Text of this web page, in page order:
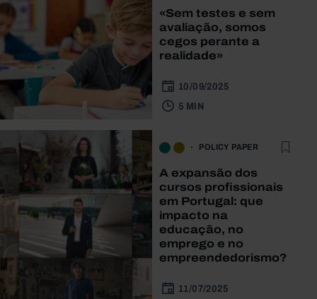
«Sem testes e sem
avaliação, somos
cegos perante a
realidade»
10/09/2025
5 MIN
POLICY PAPER
A expansão dos
cursos profissionais
em Portugal: que
impacto na
educação, no
emprego e no
empreendedorismo?
11/07/2025